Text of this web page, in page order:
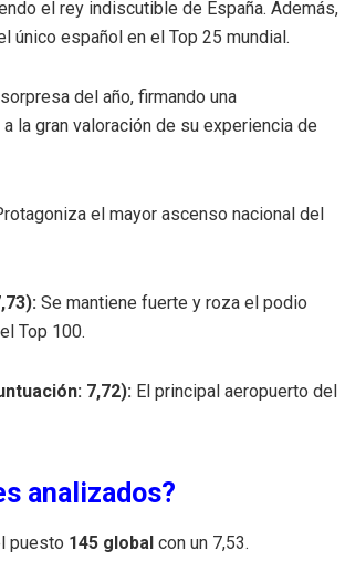
el rey indiscutible de España. Además,
único español en el Top 25 mundial.
del año, firmando una
la gran valoración de su experiencia de
el mayor ascenso nacional del
Se mantiene fuerte y roza el podio
Top 100.
7,72): El principal aeropuerto del
analizados?
puesto 145 global con un 7,53.